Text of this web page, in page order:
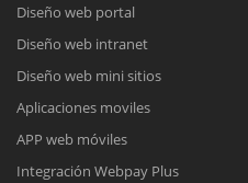
Diseño web portal
Diseño web intranet
Diseño web mini sitios
Aplicaciones moviles
APP web móviles
Integración Webpay Plus